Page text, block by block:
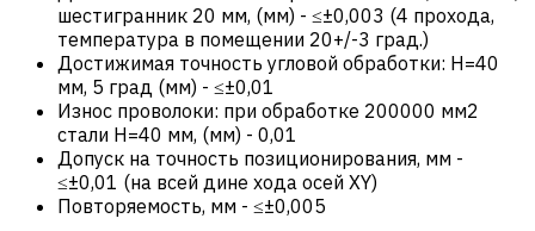
шестигранник 20 мм, (мм) - ≤±0,003 (4 прохода,
температура в помещении 20+/-3 град.)
Достижимая точность угловой обработки: Н=40
мм, 5 град (мм) - ≤±0,01
Износ проволоки: при обработке 200000 мм2
стали Н=40 мм, (мм) - 0,01
Допуск на точность позиционирования, мм -
≤±0,01 (на всей дине хода осей XY)
Повторяемость, мм - ≤±0,005